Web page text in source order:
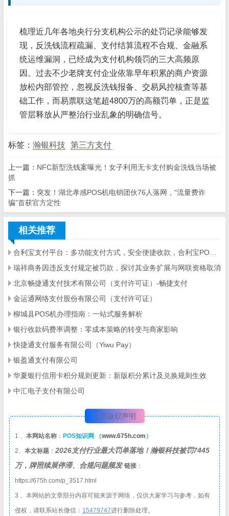
梳理近几年各地央行分支机构公示的处罚记录能够发
现，反洗钱流程疏漏、支付结算流程不合规、金融系
统运维漏洞，已经成为支付机构领罚的三大高频原
因。过去不少老牌支付企业依靠早年积累的商户资源
放松内部管控，忽视反洗钱报备、交易风控核查等基
础工作，而易票联这笔超4800万的高额罚单，正是监
管层释放从严整治行业乱象的明确信号。
标签： 瀚银科技 第三方支付
上一篇： NFC新型洗钱案曝光！女子利用无卡支付购金洗钱当场被
抓
下一篇： 突发！湖北孝感POS机电销团伙76人落网，“流量费诈
骗”首获官方定性
相关推荐
合利宝支付平台：多功能支付方式，安全便捷收款，合利宝POS机注册操作全指南
瑞祥商务因违反支付规定被罚款，探讨其业务扩展与网联资格取消
北京畅捷通支付技术有限公司（支付许可证）-畅捷支付
金运通网络支付股份有限公司（支付许可证）
柳城县POS机办理指南：一站式服务解析
银行收款码费率调整：零成本策略的转变与商家影响
快捷通支付服务有限公司（Yiwu Pay）
银盈通支付有限公司
华夏银行信用卡积分规则更新：新版积分累计及兑换规则生效
中汇电子支付有限公司
文章版权声明
1 、 本网站名称 ： POS知识网 （www.675h.com ）
2、 本文标题 ： 2026支付行业最大罚单落地！瀚银科技被罚7445
万，牌照续展停滞、合规问题频发链接 ：
https://675h.com/p_3517.html
3 、本网站的文章部分内容可能来源于网络，仅供大家学习与参考，如有
侵权，请联系站长微信： 15479747进行删除处理。